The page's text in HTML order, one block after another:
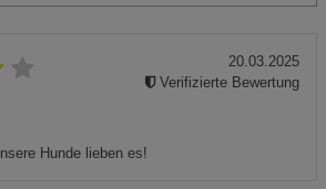
Hunde lieben es!
20.03.2025
Verifizierte Bewertung